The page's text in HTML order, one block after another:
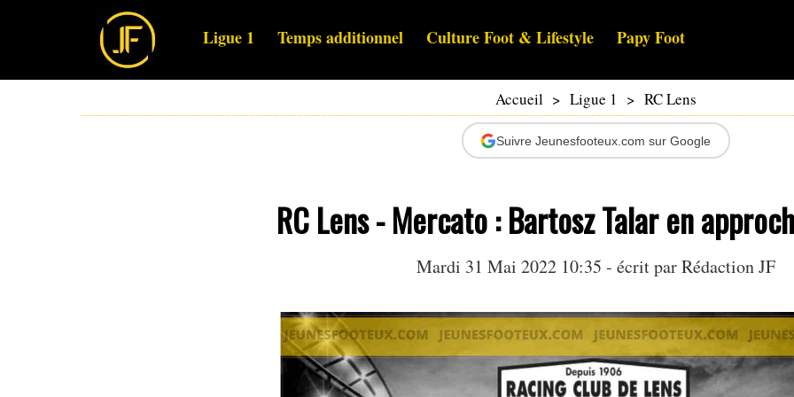
Ligue 1 Temps additionnel Culture Foot & Lifestyle Papy Foot
Accueil > Ligue 1 > RC Lens
Suivre Jeunesfooteux.com sur Google
RC Lens - Mercato : Bartosz Talar en
Mardi 31 Mai 2022 10:35 - écrit par Rédaction JF